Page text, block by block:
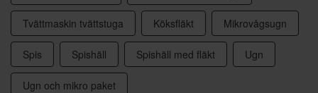
Tvättmaskin tvättstuga Köksfläkt Mikrovågsugn
Spis Spishäll Spishäll med fläkt Ugn
Ugn och mikro paket